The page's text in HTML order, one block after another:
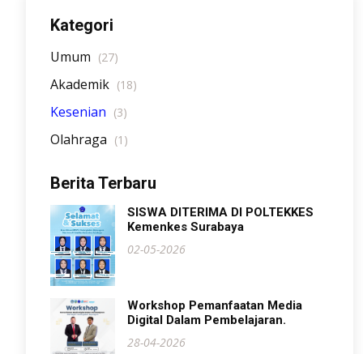
Kategori
Umum (27)
Akademik (18)
Kesenian (3)
Olahraga (1)
Berita Terbaru
SISWA DITERIMA DI POLTEKKES
Kemenkes Surabaya
02-05-2026
Workshop Pemanfaatan Media
Digital Dalam Pembelajaran.
28-04-2026